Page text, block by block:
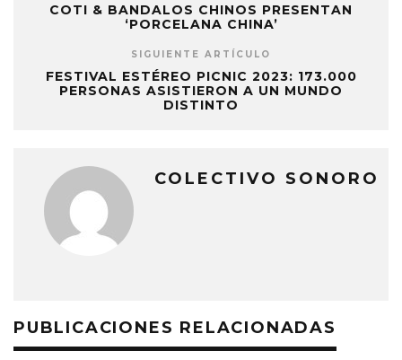
COTI & BANDALOS CHINOS PRESENTAN
‘PORCELANA CHINA’
SIGUIENTE ARTÍCULO
FESTIVAL ESTÉREO PICNIC 2023: 173.000
PERSONAS ASISTIERON A UN MUNDO
DISTINTO
COLECTIVO SONORO
PUBLICACIONES RELACIONADAS